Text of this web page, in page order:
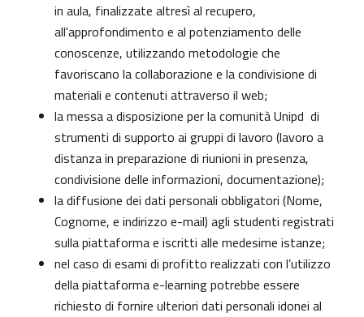
in aula, finalizzate altresì al recupero,
all'approfondimento e al potenziamento delle
conoscenze, utilizzando metodologie che
favoriscano la collaborazione e la condivisione di
materiali e contenuti attraverso il web;
la messa a disposizione per la comunità Unipd di
strumenti di supporto ai gruppi di lavoro (lavoro a
distanza in preparazione di riunioni in presenza,
condivisione delle informazioni, documentazione);
la diffusione dei dati personali obbligatori (Nome,
Cognome, e indirizzo e-mail) agli studenti registrati
sulla piattaforma e iscritti alle medesime istanze;
nel caso di esami di profitto realizzati con l’utilizzo
della piattaforma e-learning potrebbe essere
richiesto di fornire ulteriori dati personali idonei al